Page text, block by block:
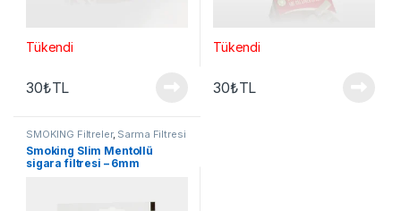
Tükendi
30₺TL
Tükendi
30₺TL
SMOKING Filtreler, Sarma Filtresi
Smoking Slim Mentollü
sigara filtresi – 6mm